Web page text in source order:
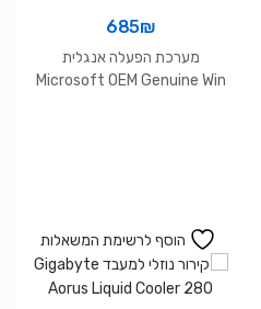
685₪
מערכת הפעלה אנגלית
Microsoft OEM Genuine Win
הוסף לרשימת המשאלות